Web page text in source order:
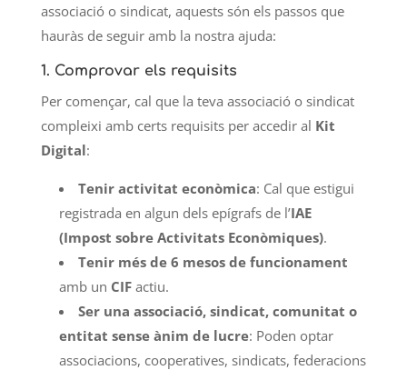
associació o sindicat, aquests són els passos que
hauràs de seguir amb la nostra ajuda:
1. Comprovar els requisits
Per començar, cal que la teva associació o sindicat
compleixi amb certs requisits per accedir al Kit
Digital:
Tenir activitat econòmica: Cal que estigui
registrada en algun dels epígrafs de l’IAE
(Impost sobre Activitats Econòmiques).
Tenir més de 6 mesos de funcionament
amb un CIFactiu.
Ser una associació, sindicat, comunitat o
entitat sense ànim de lucre: Poden optar
associacions, cooperatives, sindicats, federacions